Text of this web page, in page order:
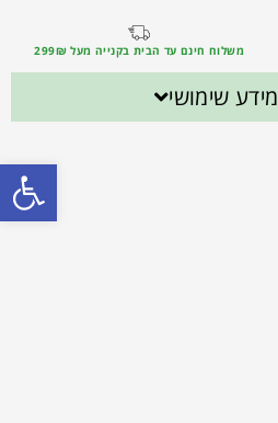
משלוח חינם עד הבית בקנייה מעל 299₪
מידע שימושי
פתח